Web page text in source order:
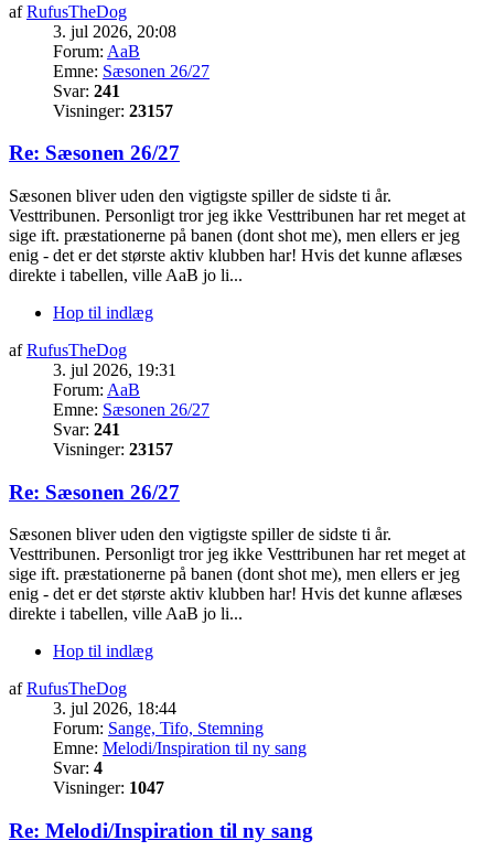
afRufusTheDog
3. jul 2026, 20:08
Forum: AaB
Emne: Sæsonen 26/27
Svar: 241
Visninger: 23157
Re: Sæsonen 26/27
Sæsonen bliver uden den vigtigste spiller de sidste ti år.
Vesttribunen. Personligt tror jeg ikke Vesttribunen har ret meget at
sige ift. præstationerne på banen (dont shot me), men ellers er jeg
enig - det er det største aktiv klubben har! Hvis det kunne aflæses
direkte i tabellen, ville AaB jo li...
Hop til indlæg
afRufusTheDog
3. jul 2026, 19:31
Forum: AaB
Emne: Sæsonen 26/27
Svar: 241
Visninger: 23157
Re: Sæsonen 26/27
Sæsonen bliver uden den vigtigste spiller de sidste ti år.
Vesttribunen. Personligt tror jeg ikke Vesttribunen har ret meget at
sige ift. præstationerne på banen (dont shot me), men ellers er jeg
enig - det er det største aktiv klubben har! Hvis det kunne aflæses
direkte i tabellen, ville AaB jo li...
Hop til indlæg
afRufusTheDog
3. jul 2026, 18:44
Forum: Sange, Tifo, Stemning
Emne: Melodi/Inspiration til ny sang
Svar: 4
Visninger: 1047
Re: Melodi/Inspiration til ny sang